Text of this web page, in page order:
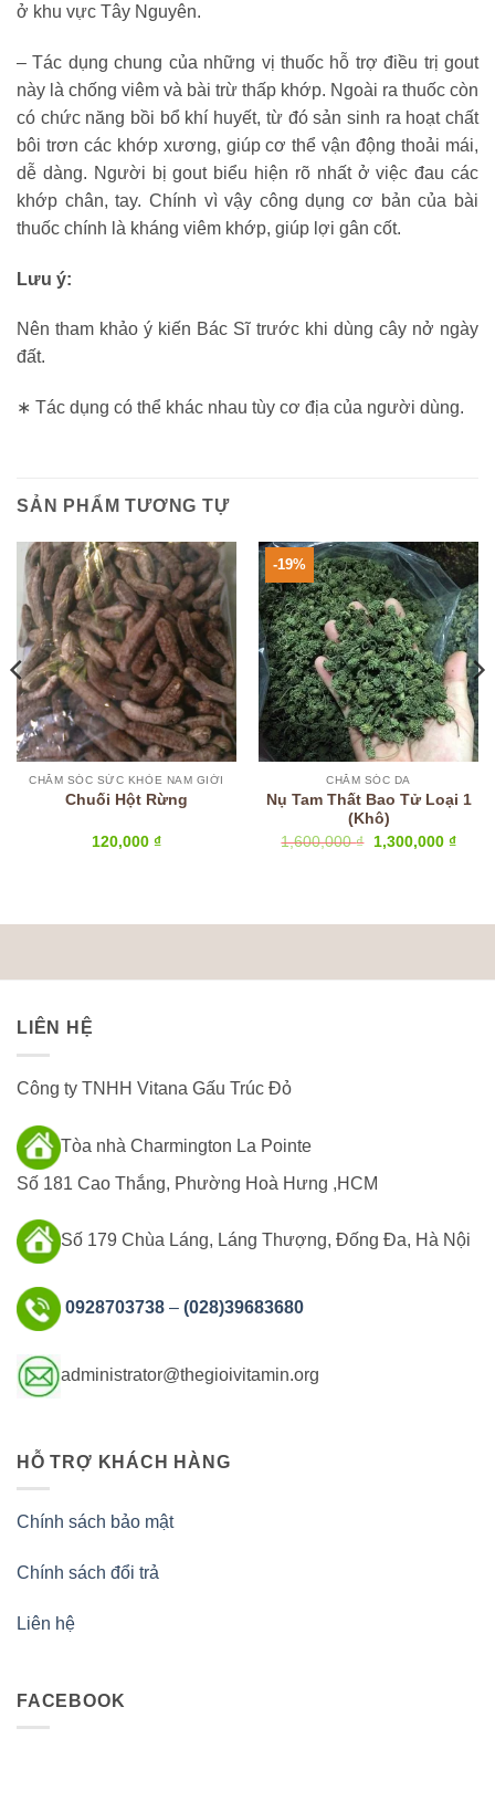
ở khu vực Tây Nguyên.
– Tác dụng chung của những vị thuốc hỗ trợ điều trị gout
này là chống viêm và bài trừ thấp khớp. Ngoài ra thuốc còn
có chức năng bồi bổ khí huyết, từ đó sản sinh ra hoạt chất
bôi trơn các khớp xương, giúp cơ thể vận động thoải mái,
dễ dàng. Người bị gout biểu hiện rõ nhất ở việc đau các
khớp chân, tay. Chính vì vậy công dụng cơ bản của bài
thuốc chính là kháng viêm khớp, giúp lợi gân cốt.
Lưu ý:
Nên tham khảo ý kiến Bác Sĩ trước khi dùng cây nở ngày
đất.
∗ Tác dụng có thể khác nhau tùy cơ địa của người dùng.
SẢN PHẨM TƯƠNG TỰ
CHĂM SÓC SỨC KHỎE NAM GIỚI
Chuối Hột Rừng
120,000 ₫
-19%
CHĂM SÓC DA
Nụ Tam Thất Bao Tử Loại 1
(Khô)
1,600,000₫
Giá
gốc
1,300,000 ₫Giá
LIÊN HỆ
Công ty TNHH Vitana Gấu Trúc Đỏ
Tòa nhà Charmington La Pointe
Số 181 Cao Thắng, Phường Hoà Hưng ,HCM
Số 179 Chùa Láng, Láng Thượng, Đống Đa, Hà Nội
0928703738 – (028)39683680
administrator@thegioivitamin.org
HỖ TRỢ KHÁCH HÀNG
Chính sách bảo mật
Chính sách đổi trả
Liên hệ
FACEBOOK